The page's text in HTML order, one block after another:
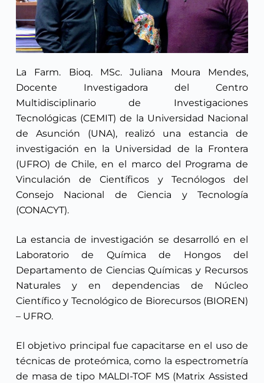
La Farm. Bioq. MSc. Juliana Moura Mendes,
Docente Investigadora del Centro
Multidisciplinario de Investigaciones
Tecnológicas (CEMIT) de la Universidad Nacional
de Asunción (UNA), realizó una estancia de
investigación en la Universidad de la Frontera
(UFRO) de Chile, en el marco del Programa de
Vinculación de Científicos y Tecnólogos del
Consejo Nacional de Ciencia y Tecnología
(CONACYT).
La estancia de investigación se desarrolló en el
Laboratorio de Química de Hongos del
Departamento de Ciencias Químicas y Recursos
Naturales y en dependencias de Núcleo
Científico y Tecnológico de Biorecursos (BIOREN)
– UFRO.
El objetivo principal fue capacitarse en el uso de
técnicas de proteómica, como la espectrometría
de masa de tipo MALDI-TOF MS (Matrix Assisted